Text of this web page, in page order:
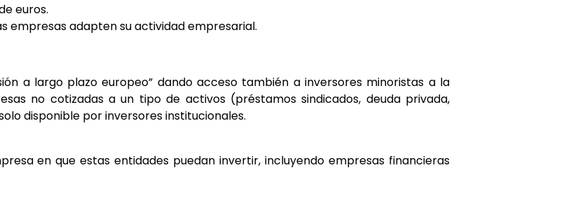
euros.
empresas adapten su actividad empresarial.
a largo plazo europeo” dando acceso también a inversores minoristas a la
no cotizadas a un tipo de activos (préstamos sindicados, deuda privada,
disponible por inversores institucionales.
en que estas entidades puedan invertir, incluyendo empresas financieras